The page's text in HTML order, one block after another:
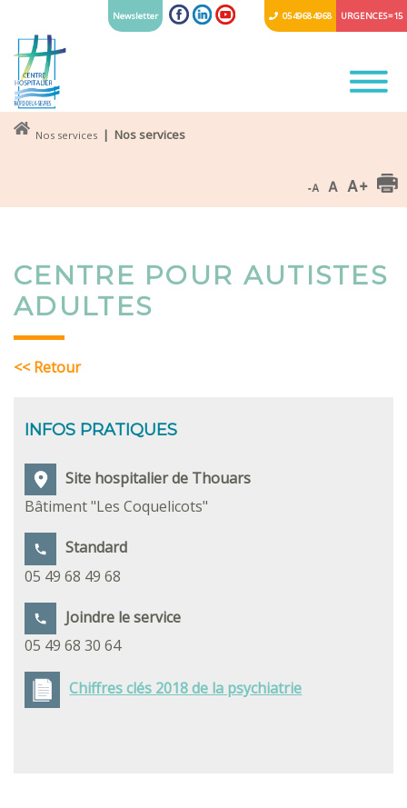
URGENCES = 15
05 49 68 49 68
Newsletter
Nos services | Nos services
CENTRE POUR AUTISTES
ADULTES
<< Retour
INFOS PRATIQUES
Site hospitalier de Thouars
Bâtiment "Les Coquelicots"
Standard
05 49 68 49 68
Joindre le service
05 49 68 30 64
Chiffres clés 2018 de la psychiatrie